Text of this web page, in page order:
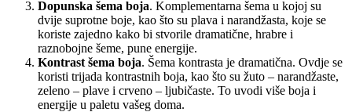
Dopunska šema boja. Komplementarna šema u kojoj su
dvije suprotne boje, kao što su plava i narandžasta, koje se
koriste zajedno kako bi stvorile dramatične, hrabre i
raznobojne šeme, pune energije.
Kontrast šema boja. Šema kontrasta je dramatična. Ovdje se
koristi trijada kontrastnih boja, kao što su žuto – narandžaste,
zeleno – plave i crveno – ljubičaste. To uvodi više boja i
energije u paletu vašeg doma.